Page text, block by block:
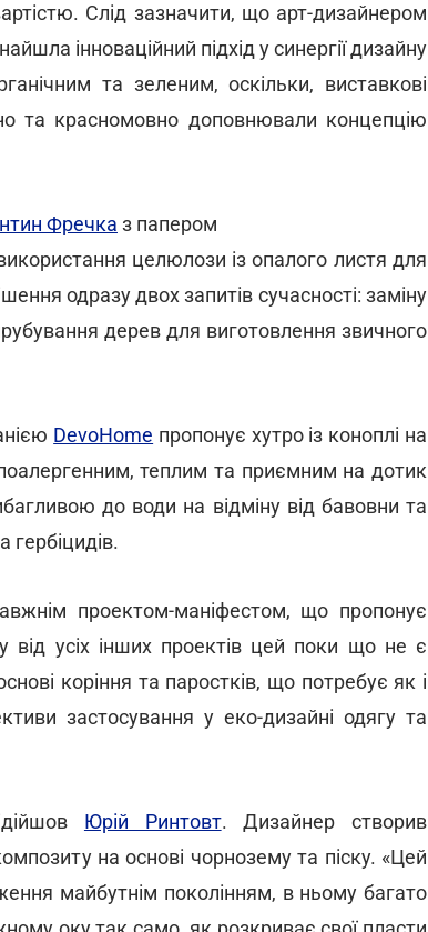
Слід зазначити, що арт-дизайнером
інноваційний підхід у синергії дизайну
та зеленим, оскільки, виставкові
та красномовно доповнювали концепцію
Фречка з папером
целюлози із опалого листя для
одразу двох запитів сучасності: заміну
дерев для виготовлення звичного
DevoHome пропонує хутро із коноплі на
теплим та приємним на дотик
до води на відміну від бавовни та
гербіцидів.
проектом-маніфестом, що пропонує
від усіх інших проектів цей поки що не є
коріння та паростків, що потребує як і
застосування у еко-дизайні одягу та
Юрій Ринтовт. Дизайнер створив
на основі чорнозему та піску. «Цей
майбутнім поколінням, в ньому багато